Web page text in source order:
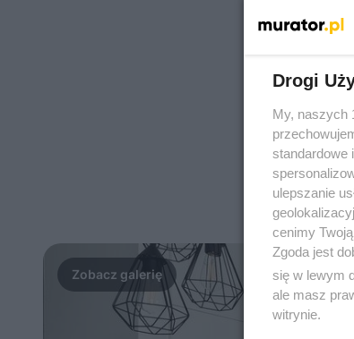
Drogi
My, naszych
standardowe
ulepszanie
cenimy
Zgoda jest
się w lewym
ale masz
witrynie.